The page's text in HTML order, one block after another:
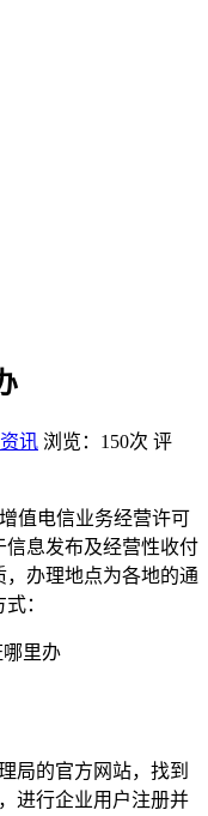
讯 浏览：150次 评
值电信业务经营许可
息发布及经营性收付
办理地点为各地的通
：
局的官方网站，找到
进行企业用户注册并